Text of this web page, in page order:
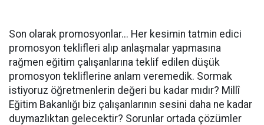
Son olarak promosyonlar... Her kesimin tatmin edici
promosyon teklifleri alıp anlaşmalar yapmasına
rağmen eğitim çalışanlarına teklif edilen düşük
promosyon tekliflerine anlam veremedik. Sormak
istiyoruz öğretmenlerin değeri bu kadar mıdır? Millî
Eğitim Bakanlığı biz çalışanlarının sesini daha ne kadar
duymazlıktan gelecektir? Sorunlar ortada çözümler